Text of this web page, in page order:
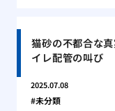
猫砂の不都合な
イレ配管の叫び
2025.07.08
未分類